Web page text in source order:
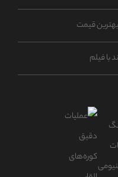
بهترین قیمت
با فیلم